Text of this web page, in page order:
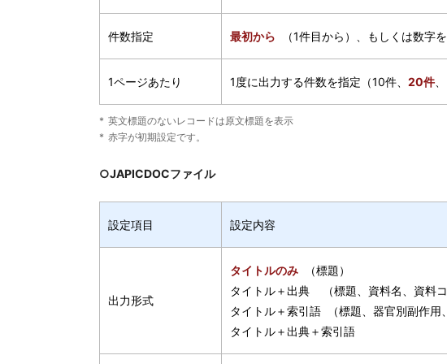
件数指定 最初から （1件目から）、もしくは数字
1ページあたり 1度に出力する件数を指定（10件、 20件
英文標題のないレコードは原文標題を表示
赤字が初期設定です。
○JAPICDOCファイル
設定項目 設定内容
出力形式
タイトルのみ （標題）
タイトル＋出典 （標題、資料名、資料コ
タイトル＋索引語 （標題、器官別副作用
タイトル＋出典＋索引語